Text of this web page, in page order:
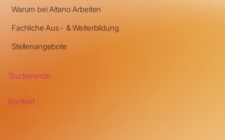
Warum bei Altano Arbeiten
Fachliche Aus- & Weiterbildung
Stellenangebote
Studierende
Kontakt